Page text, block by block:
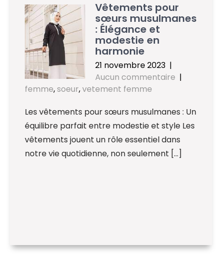
Vêtements pour
sœurs musulmanes
: Élégance et
modestie en
harmonie
21 novembre 2023 |
Aucun commentaire |
femme,soeur,vetement femme
Les vêtements pour sœurs musulmanes : Un
équilibre parfait entre modestie et style Les
vêtements jouent un rôle essentiel dans
notre vie quotidienne, non seulement […]